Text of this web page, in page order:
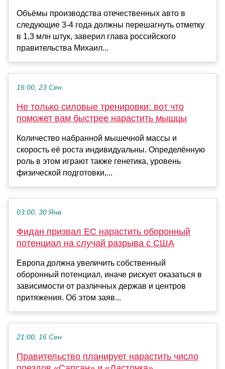
Объёмы производства отечественных авто в
следующие 3-4 года должны перешагнуть отметку
в 1,3 млн штук, заверил глава российского
правительства Михаил...
16:00, 23 Сен
Не только силовые тренировки: вот что
поможет вам быстрее нарастить мышцы
Количество набранной мышечной массы и
скорость её роста индивидуальны. Определённую
роль в этом играют также генетика, уровень
физической подготовки,...
03:00, 30 Янв
Фидан призвал ЕС нарастить оборонный
потенциал на случай разрыва с США
Европа должна увеличить собственный
оборонный потенциал, иначе рискует оказаться в
зависимости от различных держав и центров
притяжения. Об этом заяв...
21:00, 16 Сен
Правительство планирует нарастить число